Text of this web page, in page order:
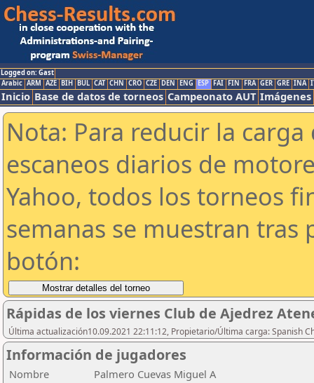
Logged on: Gast
Arabic ARM AZE BIH BUL CAT CHN CRO CZE DEN ENG ESP FAI FIN FRA GER GRE INA
Inicio Base de datos de torneos Campeonato AUT Imágenes
Nota: Para reducir la
escaneos diarios de
Yahoo, todos los torneos
semanas se muestran tras
botón:
Rápidas de los viernes Club de Ajedrez
Última actualización10.09.2021 22:11:12, Propietario/Última carga: Spanish
Información de jugadores
Nombre
Palmero Cuevas Miguel A